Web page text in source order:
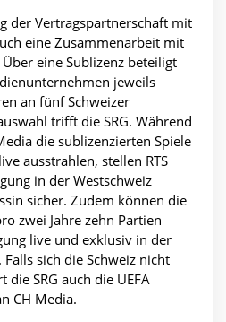
der Vertragspartnerschaft mit
eine Zusammenarbeit mit
eine Sublizenz beteiligt
jeweils
an fünf Schweizer
trifft die SRG. Während
die sublizenzierten Spiele
ausstrahlen, stellen RTS
in der Westschweiz
sicher. Zudem können die
zwei Jahre zehn Partien
live und exklusiv in der
sich die Schweiz nicht
SRG auch die UEFA
CH Media.